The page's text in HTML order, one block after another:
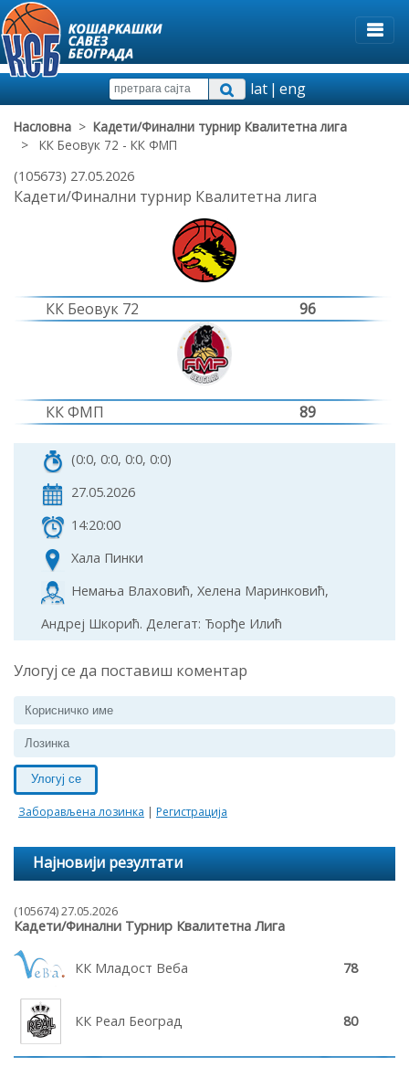
lat|eng
Насловна > Кадети/Финални турнир Квалитетна лига
> КК Беовук 72 - КК ФМП
(105673) 27.05.2026
Кадети/Финални турнир Квалитетна лига
КК Беовук 72 96
КК ФМП 89
(0:0, 0:0, 0:0, 0:0)
27.05.2026
14:20:00
Хала Пинки
Немања Влаховић, Хелена Маринковић,
Андреј Шкорић. Делегат: Ђорђе Илић
Улогуј се да поставиш коментар
Улогуј се
Заборављена лозинка | Регистрација
Најновији резултати
(105674) 27.05.2026
Кадети/Финални Турнир Квалитетна Лига
КК Младост Веба 78
КК Реал Београд 80